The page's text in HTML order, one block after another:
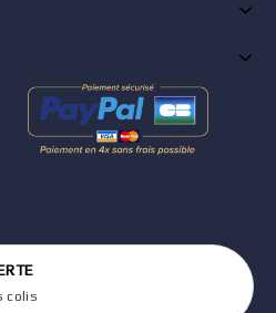
colis